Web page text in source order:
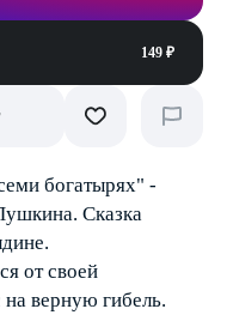
149 ₽
богатырях" -
Сказка
от своей
на верную гибель.